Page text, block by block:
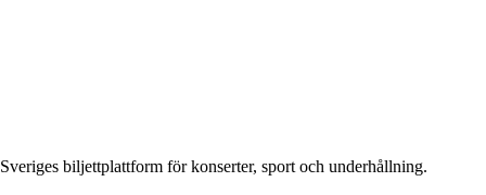
Sveriges biljettplattform för konserter, sport och underhållning.